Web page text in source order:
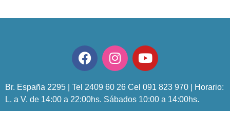
Br. España 2295 | Tel 2409 60 26 Cel 091 823 970 | Horario:
L. a V. de 14:00 a 22:00hs. Sábados 10:00 a 14:00hs.